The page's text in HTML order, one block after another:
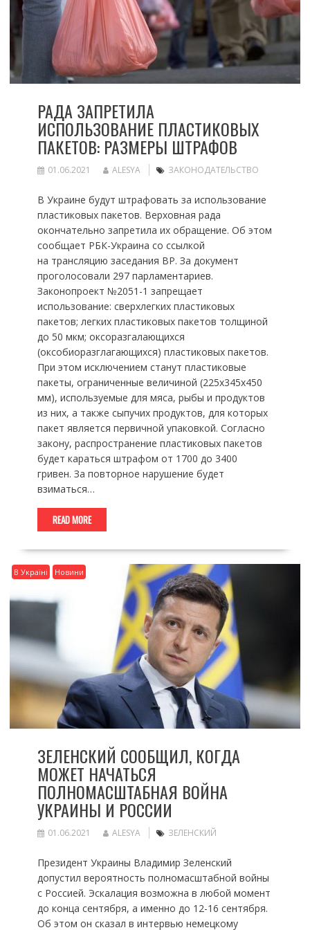
РАДА ЗАПРЕТИЛА
ИСПОЛЬЗОВАНИЕ ПЛАСТИКОВЫХ
ПАКЕТОВ: РАЗМЕРЫ ШТРАФОВ
01.06.2021 ALESYA ЗАКОНОДАТЕЛЬСТВО
В Украине будут штрафовать за использование
пластиковых пакетов. Верховная рада
окончательно запретила их обращение. Об этом
сообщает РБК-Украина со ссылкой
на трансляцию заседания ВР. За документ
проголосовали 297 парламентариев.
Законопроект №2051-1 запрещает
использование: сверхлегких пластиковых
пакетов; легких пластиковых пакетов толщиной
до 50 мкм; оксоразгалающихся
(оксобиоразглагающихся) пластиковых пакетов.
При этом исключением станут пластиковые
пакеты, ограниченные величиной (225х345х450 ​​
мм), используемые для мяса, рыбы и продуктов
из них, а также сыпучих продуктов, для которых
пакет является первичной упаковкой. Согласно
закону, распространение пластиковых пакетов
будет караться штрафом от 1700 до 3400
гривен. За повторное нарушение будет
взиматься…
READ MORE
В Україні Новини
ЗЕЛЕНСКИЙ СООБЩИЛ, КОГДА
МОЖЕТ НАЧАТЬСЯ
ПОЛНОМАСШТАБНАЯ ВОЙНА
УКРАИНЫ И РОССИИ
01.06.2021 ALESYA ЗЕЛЕНСКИЙ
Президент Украины Владимир Зеленский
допустил вероятность полномасштабной войны
с Россией. Эскалация возможна в любой момент
до конца сентября, а именно до 12-16 сентября.
Об этом он сказал в интервью немецкому